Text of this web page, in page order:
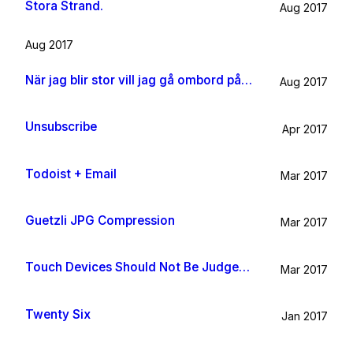
Stora Strand. Aug 2017
Aug 2017
När jag blir stor vill jag gå ombord på en sån dära båt och äta gifflar och dricka något gott. Bara för att det känns som något jag skulle tycka om. Aug 2017
Unsubscribe Apr 2017
Todoist + Email Mar 2017
Guetzli JPG Compression Mar 2017
Touch Devices Should Not Be Judged By Their Size Mar 2017
Twenty Six Jan 2017